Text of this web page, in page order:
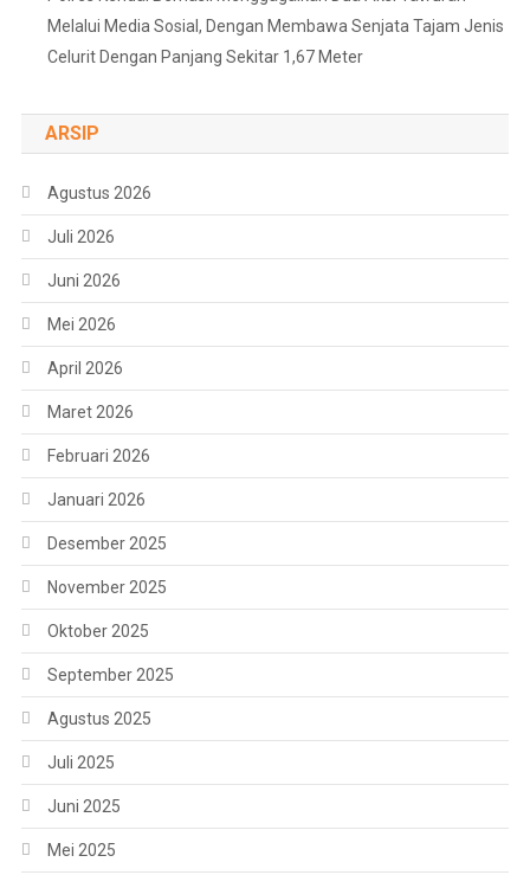
Melalui Media Sosial, Dengan Membawa Senjata Tajam Jenis
Celurit Dengan Panjang Sekitar 1,67 Meter
ARSIP
Agustus 2026
Juli 2026
Juni 2026
Mei 2026
April 2026
Maret 2026
Februari 2026
Januari 2026
Desember 2025
November 2025
Oktober 2025
September 2025
Agustus 2025
Juli 2025
Juni 2025
Mei 2025